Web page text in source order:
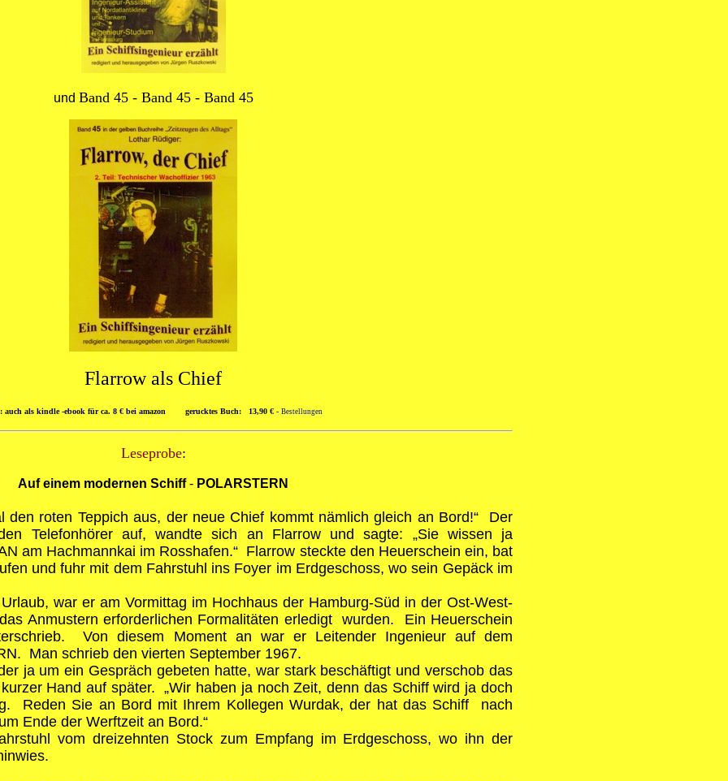
und Band 45- Band 45- Band 45
Flarrow als Chief
: auch als kindle-ebook für ca. 8 € bei amazon gerucktes Buch: 13,90 €- Bestellungen
Leseprobe:
Auf einem modernen Schiff- POLARSTERN
den roten Teppich aus, der neue Chief kommt nämlich gleich an Bord!“ Der
Telefonhörer auf, wandte sich an Flarrow und sagte: „Sie wissen ja
am Hachmannkai im Rosshafen.“ Flarrow steckte den Heuerschein ein, bat
und fuhr mit dem Fahrstuhl ins Foyer im Erdgeschoss, wo sein Gepäck im
war er am Vormittag im Hochhaus der Hamburg-Süd in der Ost-West-
Anmustern erforderlichen Formalitäten erledigt wurden. Ein Heuerschein
Von diesem Moment an war er Leitender Ingenieur auf dem
. Man schrieb den vierten September 1967.
ja um ein Gespräch gebeten hatte, war stark beschäftigt und verschob das
Hand auf später. „Wir haben ja noch Zeit, denn das Schiff wird ja doch
Reden Sie an Bord mit Ihrem Kollegen Wurdak, der hat das Schiff nach
Ende der Werftzeit an Bord.“
vom dreizehnten Stock zum Empfang im Erdgeschoss, wo ihn der